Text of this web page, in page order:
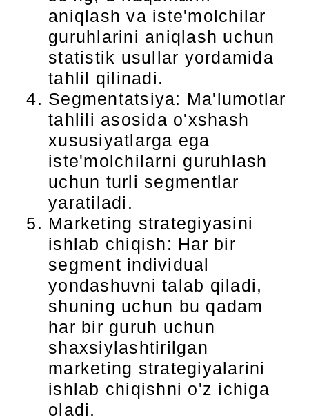
aniqlash va iste'molchilar
guruhlarini aniqlash uchun
statistik usullar yordamida
tahlil qilinadi.
Segmentatsiya: Ma'lumotlar
tahlili asosida o'xshash
xususiyatlarga ega
iste'molchilarni guruhlash
uchun turli segmentlar
yaratiladi.
Marketing strategiyasini
ishlab chiqish: Har bir
segment individual
yondashuvni talab qiladi,
shuning uchun bu qadam
har bir guruh uchun
shaxsiylashtirilgan
marketing strategiyalarini
ishlab chiqishni o'z ichiga
oladi.